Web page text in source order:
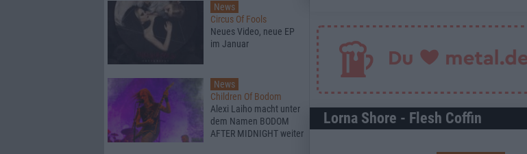
Lorna Shore - Flesh Coffin
News
Circus Of Fools
Neues Video, neue EP
im Januar
News
Children Of Bodom
Alexi Laiho macht unter
dem Namen BODOM
AFTER MIDNIGHT weiter